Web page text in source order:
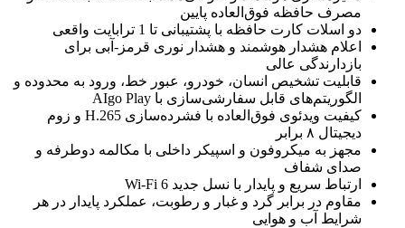
مصرف حافظه فوق‌العاده پایین
دو اسلات کارت حافظه با پشتیبانی تا 1 ترابایت واقعی
اعلام هشدار هوشمند و هشدار نوری قرمز-آبی برای
بازدارندگی عالی
قابلیت تشخیص انسان، خودرو، عبور خط، ورود به محدوده و
الگوریتم‌های قابل سفارشی‌سازی با AIgo Play
کیفیت ویدئوی فوق‌العاده با فشرده‌سازی H.265 و زوم
دیجیتال ۸ برابر
مجهز به میکروفون و اسپیکر داخلی با مکالمه دوطرفه و
صدای شفاف
ارتباط سریع و پایدار با نسل جدید Wi-Fi 6
مقاوم در برابر گرد و غبار و رطوبت، عملکرد پایدار در هر
شرایط آب و هوایی